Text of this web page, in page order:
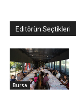
Editörün Seçtikleri
Bursa